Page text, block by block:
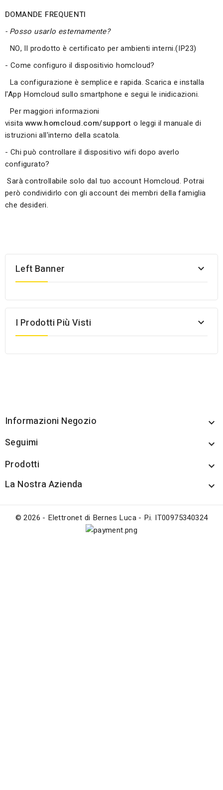
DOMANDE FREQUENTI
- Posso usarlo esternamente?
NO, Il prodotto è certificato per ambienti interni.(IP23)
- Come configuro il dispositivio homcloud?
La configurazione è semplice e rapida. Scarica e installa
l'App Homcloud sullo smartphone e segui le inidicazioni.
Per maggiori informazioni
visita www.homcloud.com/support o leggi il manuale di
istruzioni all'interno della scatola.
- Chi può controllare il dispositivo wifi dopo averlo
configurato?
Sarà controllabile solo dal tuo account Homcloud. Potrai
però condividirlo con gli account dei membri della famiglia
che desideri.
Left Banner 
I Prodotti Più Visti 
Informazioni Negozio 
Seguimi 
Prodotti 
La Nostra Azienda 
© 2026 - Elettronet di Bernes Luca - P.i. IT00975340324